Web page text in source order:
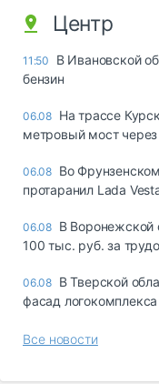
Центр
11:50
В Ивановской
бензин
06.08 На трассе
метровый мост
06.08 Во
протаранил Lada
06.08 В Воронежской
100 тыс. руб. за
06.08 В Тверской
фасад
Все новости